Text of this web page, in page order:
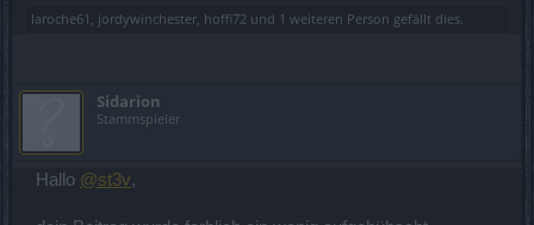
laroche61 , jordywinchester, hoffi72 und 1 weiteren Person gefällt dies.
Sidarion
Stammspieler
Hallo @st3v,